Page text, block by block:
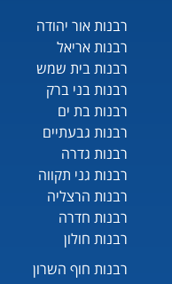
רבנות אור יהודה
רבנות אריאל
רבנות בית שמש
רבנות בני ברק
רבנות בת ים
רבנות גבעתיים
רבנות גדרה
רבנות גני תקווה
רבנות הרצליה
רבנות חדרה
רבנות חולון
רבנות חוף השרון